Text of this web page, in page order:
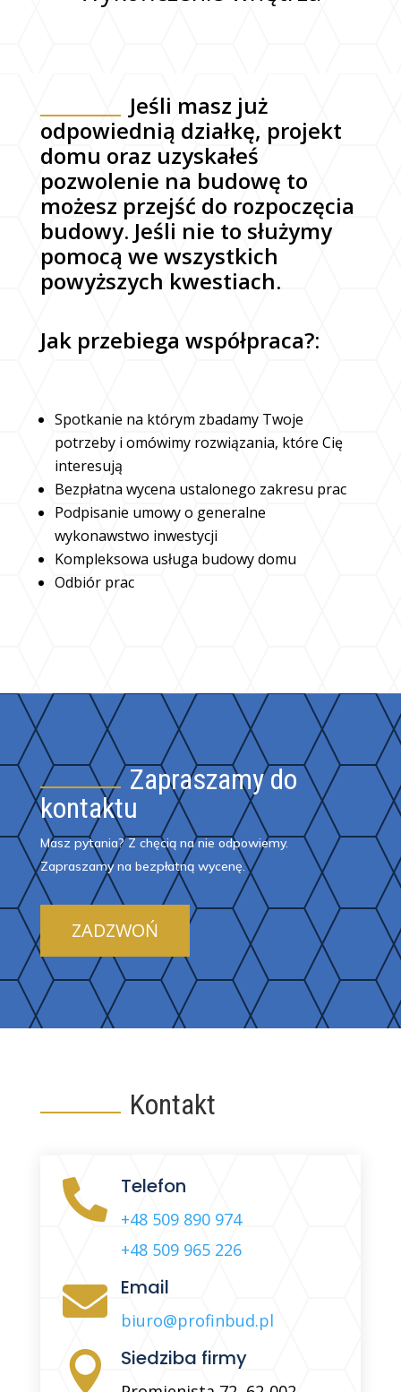
Jeśli masz już
odpowiednią działkę, projekt
domu oraz uzyskałeś
pozwolenie na budowę to
możesz przejść do rozpoczęcia
budowy. Jeśli nie to służymy
pomocą we wszystkich
powyższych kwestiach.
Jak przebiega współpraca?:
Spotkanie na którym zbadamy Twoje
potrzeby i omówimy rozwiązania, które Cię
interesują
Bezpłatna wycena ustalonego zakresu prac
Podpisanie umowy o generalne
wykonawstwo inwestycji
Kompleksowa usługa budowydomu
Odbiór prac
Zapraszamy do
kontaktu
Masz pytania? Z chęcią na nie odpowiemy.
Zapraszamy na bezpłatną wycenę.
ZADZWOŃ
Kontakt
 Telefon
+48 509 890 974
+48 509 965 226
 Email
biuro@profinbud.pl
 Siedziba firmy